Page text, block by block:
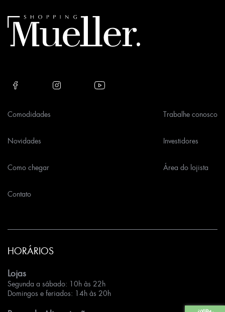
field
empty.
Comodidades
Novidades
Como chegar
Contato
Trabalhe conosco
Investidores
Área do lojista
HORÁRIOS
Lojas
Segunda a sábado: 10h às 22h
Domingos e feriados: 14h às 20h